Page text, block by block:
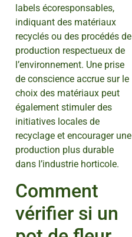
labels écoresponsables,
indiquant des matériaux
recyclés ou des procédés de
production respectueux de
l’environnement. Une prise
de conscience accrue sur le
choix des matériaux peut
également stimuler des
initiatives locales de
recyclage et encourager une
production plus durable
dans l’industrie horticole.
Comment
vérifier si un